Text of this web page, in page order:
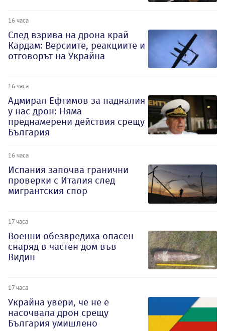
16 часа
След взрива на дрона край
Кардам: Версиите, реакциите и
отговорът на Украйна
16 часа
Адмирал Ефтимов за падналия
у нас дрон: Няма
преднамерени действия срещу
България
16 часа
Испания започва гранични
проверки с Италия след
мигрантския спор
17 часа
Военни обезвредиха опасен
снаряд в частен дом във
Видин
17 часа
Украйна увери, че не е
насочвала дрон срещу
България умишлено